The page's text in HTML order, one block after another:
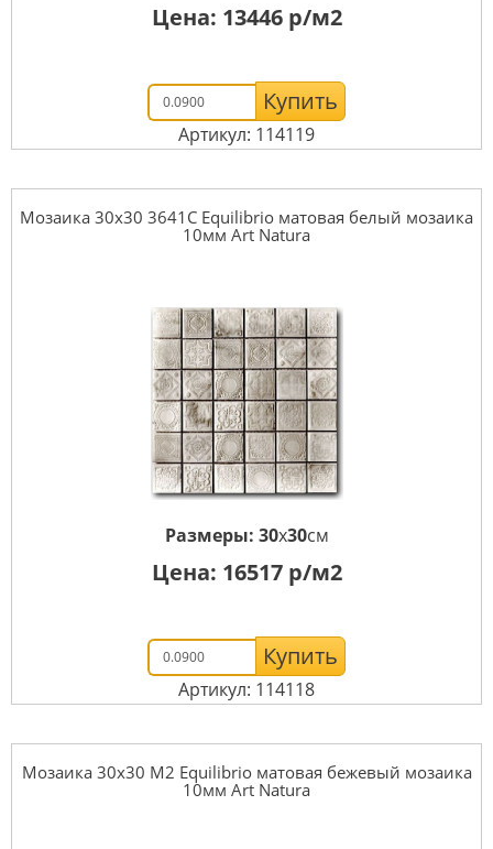
Цена: 13446р/м2
Купить
Артикул: 114119
Мозаика 30x30 3641C Equilibrio матовая белый мозаика
10мм Art Natura
Размеры: 30x30см
Цена: 16517р/м2
Купить
Артикул: 114118
Мозаика 30x30 М2 Equilibrio матовая бежевый мозаика
10мм Art Natura